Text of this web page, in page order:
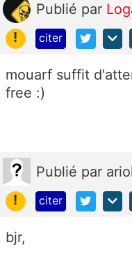
Publié par
!
citer
mouarf suffit
free :)
Publié par
!
citer
bjr,